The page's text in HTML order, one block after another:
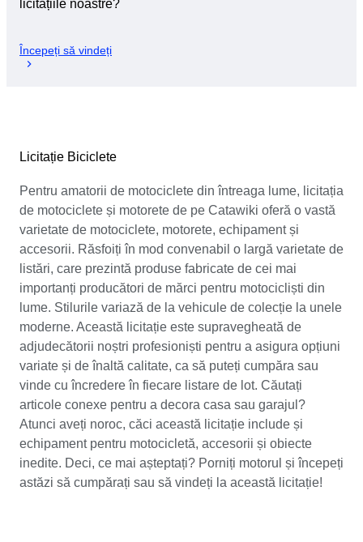
licitațiile noastre?
Începeți să vindeți
Licitație Biciclete
Pentru amatorii de motociclete din întreaga lume, licitația
de motociclete și motorete de pe Catawiki oferă o vastă
varietate de motociclete, motorete, echipament și
accesorii. Răsfoiți în mod convenabil o largă varietate de
listări, care prezintă produse fabricate de cei mai
importanți producători de mărci pentru motocicliști din
lume. Stilurile variază de la vehicule de colecție la unele
moderne. Această licitație este supravegheată de
adjudecătorii noștri profesioniști pentru a asigura opțiuni
variate și de înaltă calitate, ca să puteți cumpăra sau
vinde cu încredere în fiecare listare de lot. Căutați
articole conexe pentru a decora casa sau garajul?
Atunci aveți noroc, căci această licitație include și
echipament pentru motocicletă, accesorii și obiecte
inedite. Deci, ce mai așteptați? Porniți motorul și începeți
astăzi să cumpărați sau să vindeți la această licitație!